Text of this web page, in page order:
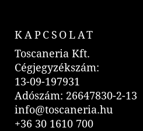
KAPCSOLAT
Toscaneria Kft.
Cégjegyzékszám:
13-09-197931
Adószám: 26647830-2-13
info@toscaneria.hu
+36 30 1610 700